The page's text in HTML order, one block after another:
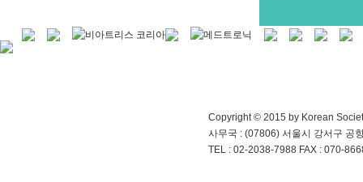
Copyright © 2015 by Korean
사무국 : (07806) 서울시 강서구 공
TEL : 02-2038-7988 FAX : 070-